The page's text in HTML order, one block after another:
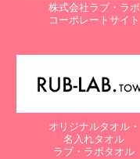
株式会社ラブ・ラボ
コーポレートサイト
オリジナルタオル・
名入れタオル
ラブ・ラボタオル